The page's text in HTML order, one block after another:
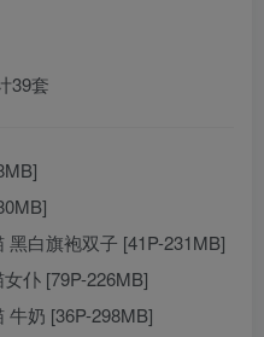
39套
白旗袍双子 [41P-231MB]
仆 [79P-226MB]
奶 [36P-298MB]